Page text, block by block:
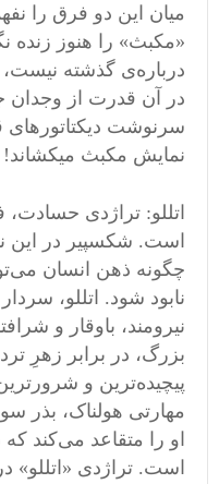
میان این دو فرق را
«مکبث» را هنوز زنده
درباره‌ی گذشته
در آن قدرت از وجدان
نمایش مکبث میکشاند!
اتللو: تراژدی
است. شکسپیر در این
چگونه ذهن انسان
نابود شود. اتللو،
نیرومند، باوقار و
بزرگ، در برابر زهرِ
پیچیده‌ترین و
مهارتی هولناک، بذر
او را متقاعد می‌کند
است. تراژدی «اتللو»